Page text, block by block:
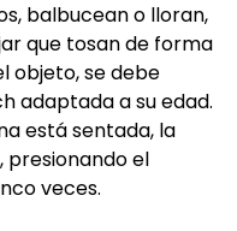
balbucean o lloran,
que tosan de forma
objeto, se debe
adaptada a su edad.
está sentada, la
presionando el
veces.